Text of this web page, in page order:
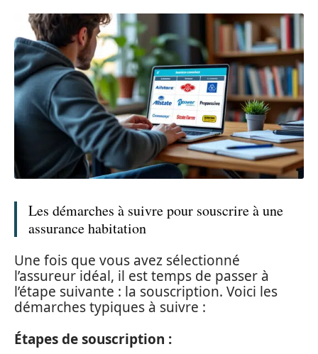
Les démarches à suivre pour souscrire à une
assurance habitation
Une fois que vous avez sélectionné
l’assureur idéal, il est temps de passer à
l’étape suivante : la souscription. Voici les
démarches typiques à suivre :
Étapes de souscription :